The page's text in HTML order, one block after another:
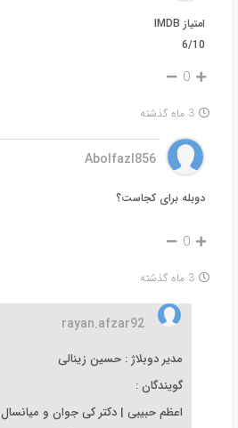
امتیاز IMDB
6/10
0
3 ماه گذشته
Abolfazl856
دوبله برای کجاست؟
0
3 ماه گذشته
rayan.afzar92
مدیر دوبلاژ : حسین زینالی
گویندگان :
اعظم حبیبی | دکتر کی جوان و میانسال